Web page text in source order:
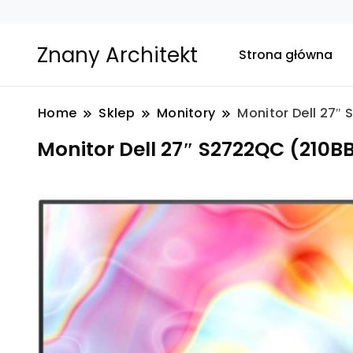
Znany Architekt Strona główna
Home Sklep Monitory Monitor Dell 27″
Monitor Dell 27″ S2722QC